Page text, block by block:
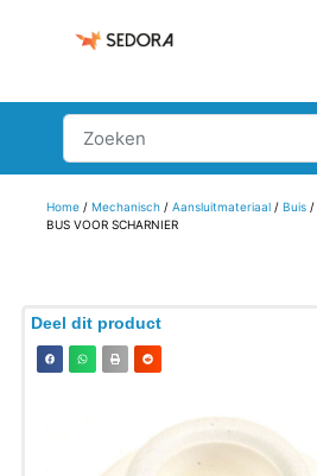
Home/ Mechanisch/ Aansluitmateriaal/ Buis/
BUS VOOR SCHARNIER
Deel dit product